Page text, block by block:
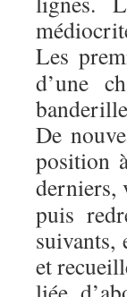
Les
d’une
De
position
derniers,
puis
suivants,
et